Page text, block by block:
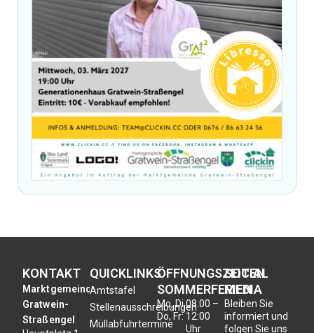
KONTAKT
Marktgemeinde
Gratwein-
Straßengel
QUICKLINKS
Amtstafel
Stellenausschreibungen
Müllabfuhrtermine
ÖFFNUNGSZEITEN
SOMMERFERIEN
Mo, Di,
Do, Fr:
08:00 –
12:00
Uhr
SOCIAL
MEDIA
Bleiben Sie
informiert und
folgen Sie uns